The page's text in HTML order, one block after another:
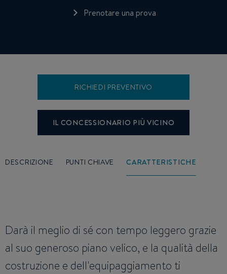
Prenotare una prova
RICHIEDI PREVENTIVO
IL CONCESSIONARIO PIÙ VICINO
DESCRIZIONE PUNTI CHIAVE CARATTERISTICHE
Darà il meglio di sé con tempo leggero grazie
al suo generoso piano velico, e la qualità della
costruzione e dell'equipaggiamento ti